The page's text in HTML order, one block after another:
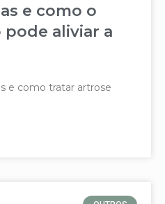
e como o
aliviar a
e como tratar artrose